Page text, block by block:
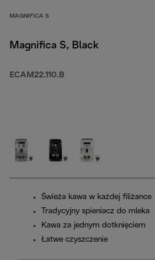
MAGNIFICA S
Magnifica S, Black
ECAM22.110.B
Świeża kawa w każdej filiżance
Tradycyjny spieniacz do mleka
Kawa za jednym dotknięciem
Łatwe czyszczenie